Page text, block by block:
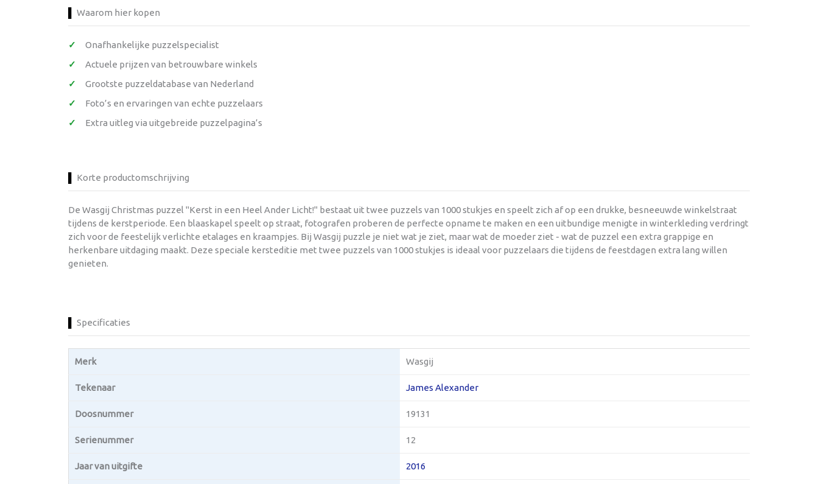
Waarom hier kopen
Onafhankelijke puzzelspecialist
Actuele prijzen van betrouwbare winkels
Grootste puzzeldatabase van Nederland
Foto’s en ervaringen van echte puzzelaars
Extra uitleg via uitgebreide puzzelpagina’s
Korte productomschrijving
De Wasgij Christmas puzzel "Kerst in een Heel Ander Licht!" bestaat uit twee puzzels van 1000 stukjes en speelt zich af op een drukke, besneeuwde winkelstraat
tijdens de kerstperiode. Een blaaskapel speelt op straat, fotografen proberen de perfecte opname te maken en een uitbundige menigte in winterkleding verdringt
zich voor de feestelijk verlichte etalages en kraampjes. Bij Wasgij puzzle je niet wat je ziet, maar wat de moeder ziet - wat de puzzel een extra grappige en
herkenbare uitdaging maakt. Deze speciale kersteditie met twee puzzels van 1000 stukjes is ideaal voor puzzelaars die tijdens de feestdagen extra lang willen
genieten.
Specificaties
Merk Wasgij
Tekenaar James Alexander
Doosnummer 19131
Serienummer 12
Jaar van uitgifte 2016